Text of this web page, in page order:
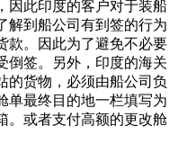
此印度的客户对于装船
解到船公司有到签的行为
款。因此为了避免不必要
倒签。另外，印度的海关
的货物，必须由船公司负
单最终目的地一栏填写为
。或者支付高额的更改舱